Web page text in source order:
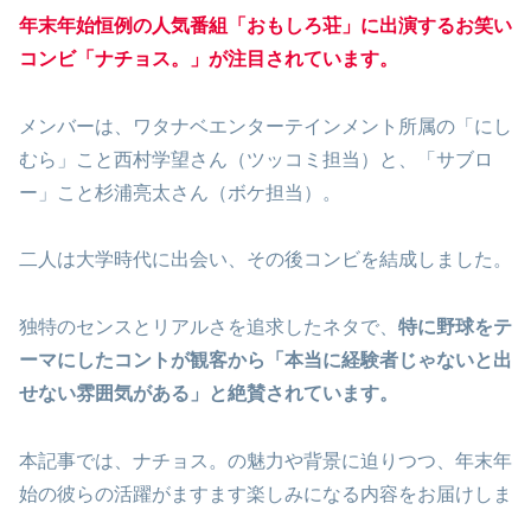
年末年始恒例の人気番組「おもしろ荘」に出演するお笑い
コンビ「ナチョス。」が注目 されています。
メンバーは、ワタナベエンターテインメント所属の「にし
むら」こと西村学望さん（ツッコミ担当）と、「サブロ
ー」こと杉浦亮太さん（ボケ担当）。
二人は大学時代に出会い、その後コンビを結成しました。
独特のセンスとリアルさを追求したネタで、 特に野球をテ
ーマにしたコントが観客から「本当に経験者じゃないと出
せない雰囲気がある」と絶賛されています。
本記事では、ナチョス。の魅力や背景に迫りつつ、年末年
始の彼らの活躍がますます楽しみになる内容をお届けしま